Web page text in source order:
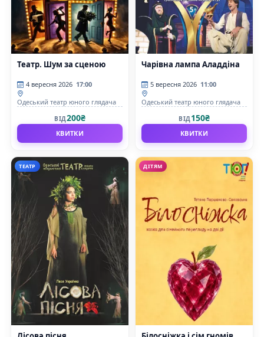
Театр. Шум за сценою
4 вересня 2026 17:00
Одеський театр юного глядача
ВІД200₴
КВИТКИ
Чарівна лампа Аладдіна
5 вересня 2026 11:00
Одеський театр юного глядача
ВІД150₴
КВИТКИ
ТЕАТР ДІТЯМ